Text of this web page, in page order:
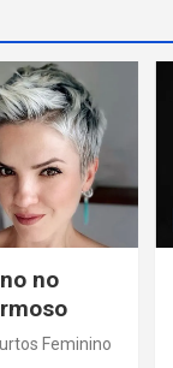
no
Feminino